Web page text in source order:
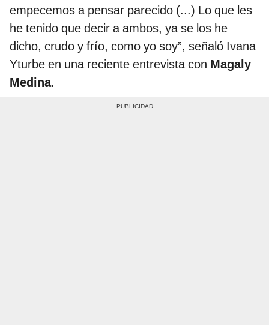
empecemos a pensar parecido (...) Lo que les
he tenido que decir a ambos, ya se los he
dicho, crudo y frío, como yo soy”, señaló Ivana
Yturbe en una reciente entrevista con Magaly
Medina.